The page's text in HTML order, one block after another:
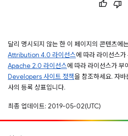
달리 명시되지 않는 한 이 페이지의 콘텐츠에는
Attribution 4.0 라이선스에 따라 라이선스
Apache 2.0 라이선스에 따라 라이선스가 부
Developers 사이트 정책을 참조하세요. 자
사의 등록 상표입니다.
최종 업데이트: 2019-05-02(UTC)